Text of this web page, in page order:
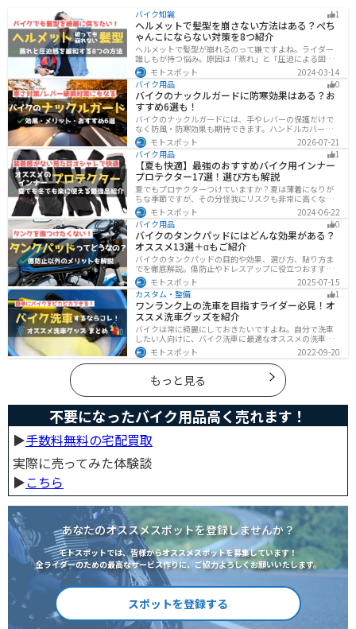
バイク知識 1
ヘルメットで髪型を崩さない方法はある？ぺち
ゃんこにならない対策を8つ紹介
ヘルメットで髪型が崩れるのって嫌ですよね。ライダー
誰しもが持つ悩み。原因は「蒸れ」と「圧迫による固
定」です。原因に対してしっかりと対策すればヘルメッ
トを被っても髪型を崩さなくすることは可能です。今回
はその方法をまとめました。バイクに乗って髪型が崩れ
るのが気になるという人は、参考にしてください。
モトスポット
2024-03-14
バイク用品
0
バイクのナックルガードに防寒効果はある？お
すすめ6選も！
バイクのナックルガードには、手やレバーの保護だけで
なく防風・防寒効果も期待できます。ハンドルカバーと
の違いやメリット・デメリット、選び方を解説し、冬の
ツーリングにおすすめの大型ナックルガード6選を価格や
特徴とともに紹介します。
モトスポット
2026-07-21
バイク用品
1
【夏も快適】最強のおすすめバイク用インナー
プロテクター17選！選び方も解説
夏でもプロテクターつけていますか？夏は薄着になりが
ちな季節ですが、その分怪我にリスクも非常に高くなり
ます。夏こそプロテクターをつけるようにしましょう。通
気性や速乾性に優れたインナープロテクターであれば夏
場でも快適に使用できます。今回は快適なインナープロ
テクターをまとめて紹介します。
モトスポット
2024-06-22
バイク用品
0
バイクのタンクパッドにはどんな効果がある？
オススメ13選＋αもご紹介
バイクのタンクパッドの目的や効果、選び方、貼り方ま
でを徹底解説。傷防止やドレスアップに役立つおすすめ
アイテムも紹介。初心者にも分かりやすい内容で、タン
クパッド選びに迷っている方に最適な情報をお届けしま
す。
モトスポット
2025-07-15
カスタム・整備
1
ワンランク上の洗車を目指すライダー必見！オ
ススメ洗車グッズを紹介
バイクは常に綺麗にしておきたいですよね。自分で洗車
したい人向けに、バイク洗車に最適なオススメの洗車グ
ッズを紹介します。汚れを落とすシャンプーからツヤを
出すワックスまで全て紹介します。自分でバイク洗車を
しようと思っている方は参考にしてください。
モトスポット 2022-09-20
もっと見る
不要になったバイク用品高く売れます！
▶︎手数料無料の宅配買取
実際に売ってみた体験談
▶︎こちら
あなたのオススメスポットを登録しませんか？
モトスポットでは、皆様からオススメスポットを募集しています！
全ライダーのための最高なサービス作りに、ご協力よろしくお願いいたします。
スポットを登録する